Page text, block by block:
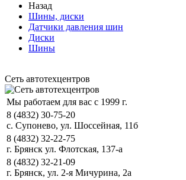
Назад
Шины, диски
Датчики давления шин
Диски
Шины
Сеть автотехцентров
Мы работаем для вас с 1999 г.
8 (4832) 30-75-20
с. Супонево, ул. Шоссейная, 11б
8 (4832) 32-22-75
г. Брянск ул. Флотская, 137-а
8 (4832) 32-21-09
г. Брянск, ул. 2-я Мичурина, 2а